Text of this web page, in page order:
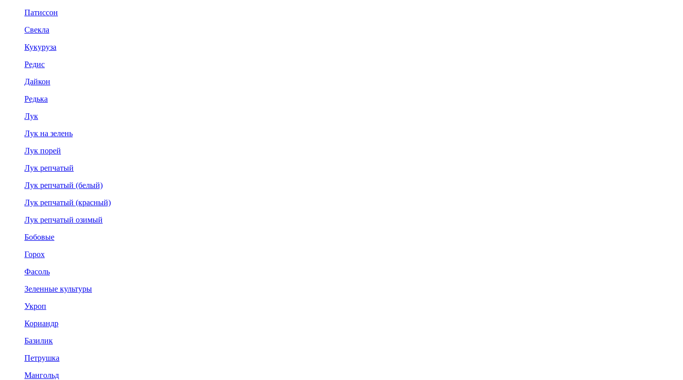
Патиссон
Свекла
Кукуруза
Редис
Дайкон
Редька
Лук
Лук на зелень
Лук порей
Лук репчатый
Лук репчатый (белый)
Лук репчатый (красный)
Лук репчатый озимый
Бобовые
Горох
Фасоль
Зеленные культуры
Укроп
Кориандр
Базилик
Петрушка
Мангольд